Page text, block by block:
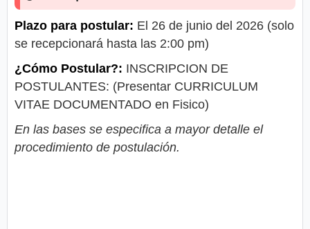
Plazo para postular: El 26 de junio del 2026 (solo
se recepcionará hasta las 2:00 pm)
¿Cómo Postular?: INSCRIPCION DE
POSTULANTES: (Presentar CURRICULUM
VITAE DOCUMENTADO en Fisico)
En las bases se especifica a mayor detalle el
procedimiento de postulación.